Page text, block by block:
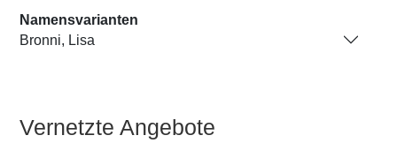
Namensvarianten
Bronni, Lisa
Vernetzte Angebote